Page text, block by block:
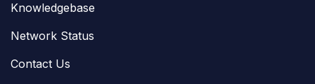
Knowledgebase
Network Status
Contact Us